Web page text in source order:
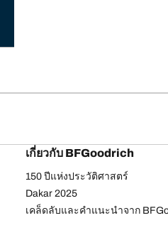
เกี่ยวกับ BFGoodrich
150 ปีแห่งประวัติศาสตร์
Dakar 2025
เคล็ดลับและคำแนะนำจาก